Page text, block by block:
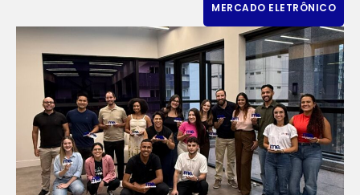
MERCADO ELETRÔNICO